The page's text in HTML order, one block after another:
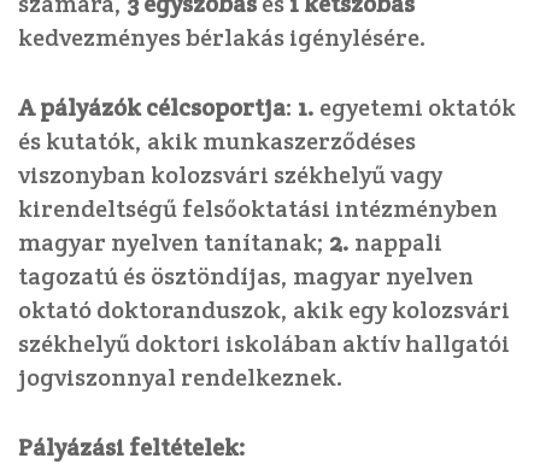
kedvezményes bérlakás igénylésére.
A pályázók célcsoportja: 1. egyetemi oktatók
és kutatók, akik munkaszerződéses
viszonyban kolozsvári székhelyű vagy
kirendeltségű felsőoktatási intézményben
magyar nyelven tanítanak; 2. nappali
tagozatú és ösztöndíjas, magyar nyelven
oktató doktoranduszok, akik egy kolozsvári
székhelyű doktori iskolában aktív hallgatói
jogviszonnyal rendelkeznek.
Pályázási feltételek: